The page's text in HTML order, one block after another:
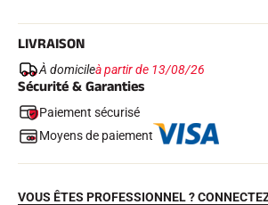
LIVRAISON
À domicileà partir de 13/08/26
Sécurité & Garanties
Paiement sécurisé
Moyens de paiement
VOUS ÊTES PROFESSIONNEL ?